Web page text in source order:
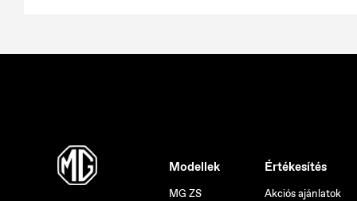
Modellek
MG ZS
Értékesítés
Akciós ajánlatok